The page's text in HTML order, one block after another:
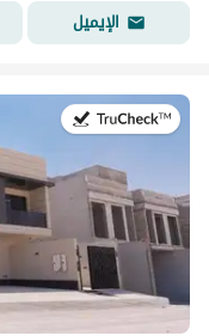
الإيميل